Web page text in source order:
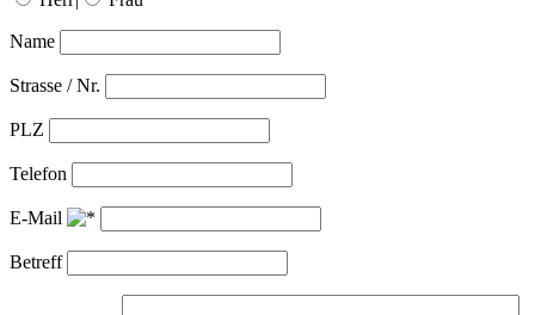
Name
Strasse / Nr.
PLZ
Telefon
E-Mail
Betreff